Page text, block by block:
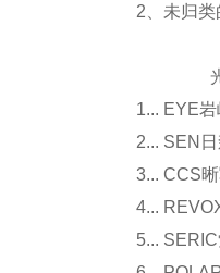
2、未归
光源
1... EYE
2... SEN
3... CCS
4...
5...